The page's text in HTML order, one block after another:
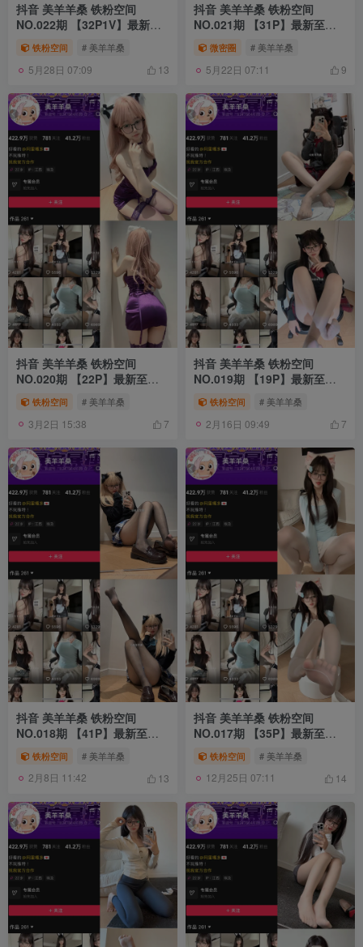
抖音 美羊羊桑 铁粉空间
NO.022期 【32P1V】最新
至：2025.4.26
铁粉空间 # 美羊羊桑
5月28日 07:09 13
抖音 美羊羊桑 铁粉空间
NO.021期 【31P】最新至：
2025.4.18
微密圈 # 美羊羊桑
5月22日 07:11 9
抖音 美羊羊桑 铁粉空间
NO.020期 【22P】最新至：
铁粉空间 # 美羊羊桑
3月2日 15:38 7
抖音 美羊羊桑 铁粉空间
NO.019期 【19P】最新至：
铁粉空间 # 美羊羊桑
2月16日 09:49 7
抖音 美羊羊桑 铁粉空间
NO.018期 【41P】最新至：
铁粉空间 # 美羊羊桑
2月8日 11:42 13
抖音 美羊羊桑 铁粉空间
NO.017期 【35P】最新至：
铁粉空间 # 美羊羊桑
12月25日 07:11 14